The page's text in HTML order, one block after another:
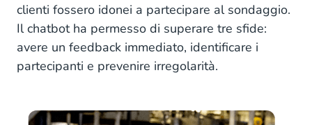
clienti fossero idonei a partecipare al sondaggio.
Il chatbot ha permesso di superare tre sfide:
avere un feedback immediato, identificare i
partecipanti e prevenire irregolarità.